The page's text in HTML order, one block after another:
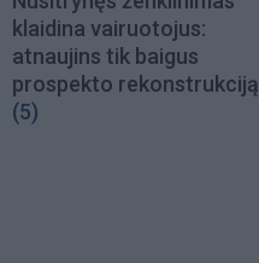
klaidina vairuotojus:
atnaujins tik baigus
prospekto rekonstrukciją
(5)